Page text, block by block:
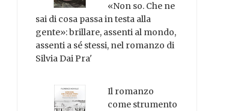
«Non so. Che ne
sai di cosa passa in testa alla
gente»: brillare, assenti al mondo,
assenti a sé stessi, nel romanzo di
Silvia Dai Pra'
Il romanzo
come strumento